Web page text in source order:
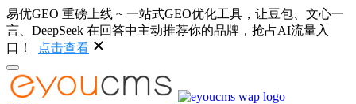
易优GEO 重磅上线 ~ 一站式GEO优化工具，让豆包、文心一
言、DeepSeek 在回答中主动推荐你的品牌，抢占AI流量入
口！
点击查看